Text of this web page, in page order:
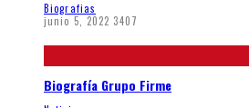
Biografias
junio 5, 2022 3407
Biografía Grupo Firme